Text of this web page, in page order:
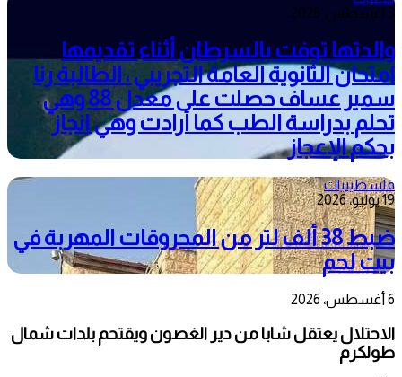
3 أغسطس، 2026
والدتها توفت بالسرطان أثناء تقديمها
امتحان الثانوية العامة التجريبي ، الطالبة رنا
سمير عساف حصلت على معدل 88 وهي
تحلم بدراسة الطب كما أرادت وهي انجاز
بحكم الإعجاز
فلسطينيات
19 يوليو، 2026
ضبط 38 ألف لتر من المحروقات المهربة في
بيت لحم
6 أغسطس، 2026
الاحتلال يعتقل شابا من دير الغصون ويقتحم بلدات شمال
طولكرم